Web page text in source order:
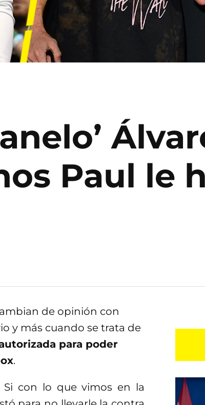
Paul le
de opinión con
y más cuando se trata de
para poder
.
Si con lo que vimos en la